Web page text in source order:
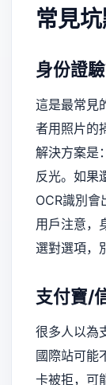
常見
身份證
這是最常見
者用照片的
解決方案是
反光。如果
OCR識別會
用戶注意，
選對選項，
支付寶/
很多人以為
國際站可能
卡被拒，可